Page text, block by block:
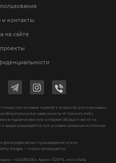
и контакты
на сайте
при условии прямой и открытой для поисковых
обязательна вне зависимости от полного либо
в подзаголовке или в первом абзаце и вести на
разрешается при условии указания источника
фотографических произведений и/или
Images – строго запрещается.
- «VGORODE», Адрес: 02091, місто Київ,